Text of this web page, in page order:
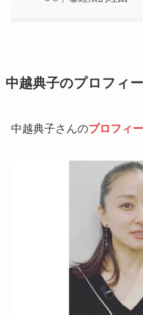
中越典子のプロフィ
中越典子さんのプロフィ